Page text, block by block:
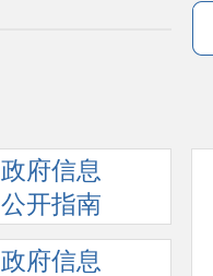
政府信息
公开指南
政府信息